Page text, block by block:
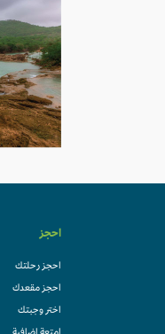
احجز
احجز رحلتك
احجز مقعدك
اختر وجبتك